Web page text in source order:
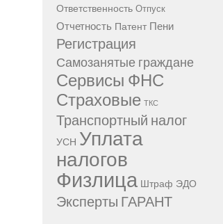
Ответственность Отпуск
Отчетность Патент Пени
Регистрация
Самозанятые граждане
Сервисы ФНС
Страховые ТКС
Транспортный налог
УСН Уплата
налогов
Физлица Штраф ЭДО
Эксперты ГАРАНТ